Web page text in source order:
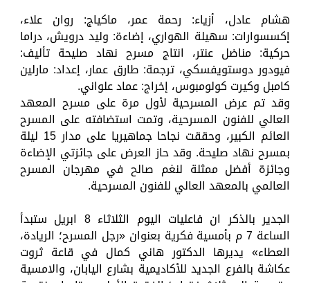
هشام عادل، أزياء: رحمة عمر، ماكياج: روان علاء،
إكسسوارات: سهيلة الهواري، إضاءة: وليد درويش، دراما
حركية: مناضل عنتر، انتاج مسرح نهاد صليحة تأليف:
فيودور دوستويفسكي، ترجمة: طارق عمار، إعداد: مارلين
كامبل وكيرت كولومبوس، إخراج: عماد علواني.
وقد تم عرض المسرحية لأول مرة على مسرح المعهد
العالي للفنون المسرحية، وتمت استضافته على المسرح
العائم الكبير، وحققت نجاحا جماهيريا على مدار 15 ليلة
بمسرح نهاد صليحة. وقد حاز العرض على جائزتي الإضاءة
وجائزة أفضل ممثلة لنغم صالح في مهرجان المسرح
العالمي بالمعهد العالي للفنون المسرحية.
الجدير بالذكر ان فاعليات اليوم الثلاثاء 8 ابريل ستبدأ
الساعة 7 م بأمسية فكرية بعنوان «رجل المسرح؛ الريادة،
العطاء» يديرها الدكتور هاني كمال في قاعة ثروت
عكاشة بالفرع الجديد للأكاديمية بشارع اليابان، والامسية